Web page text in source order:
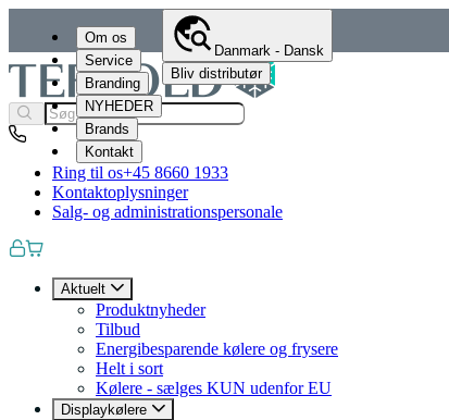
Om os
Service
Branding
NYHEDER
Brands
Kontakt
Danmark - Dansk
Bliv distributør
Ring til os+45 8660 1933
Kontaktoplysninger
Salg- og administrationspersonale
Aktuelt
Produktnyheder
Tilbud
Energibesparende kølere og frysere
Helt i sort
Kølere - sælges KUN udenfor EU
Displaykølere